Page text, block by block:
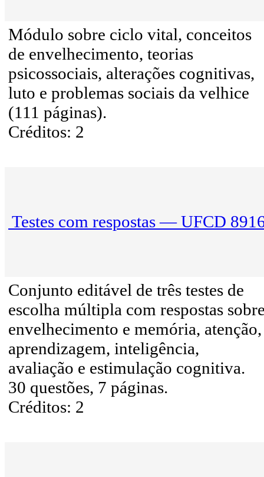
Módulo sobre ciclo vital, conceitos
de envelhecimento, teorias
psicossociais, alterações cognitivas,
luto e problemas sociais da velhice
(111 páginas).
Créditos: 2
Testes com respostas — UFCD
Conjunto editável de três testes de
escolha múltipla com respostas
envelhecimento e memória, atenção,
aprendizagem, inteligência,
avaliação e estimulação cognitiva.
30 questões, 7 páginas.
Créditos: 2